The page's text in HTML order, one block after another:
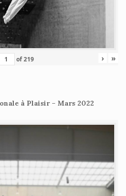
of219 › »
à Plaisir – Mars 2022